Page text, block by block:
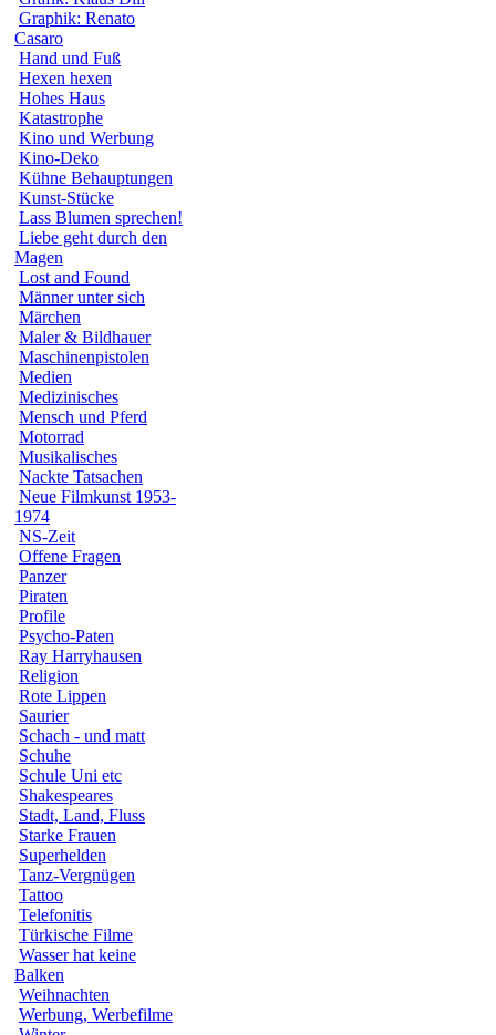
Graphik: Renato
Casaro
Hand und Fuß
Hexen hexen
Hohes Haus
Katastrophe
Kino und Werbung
Kino-Deko
Kühne Behauptungen
Kunst-Stücke
Lass Blumen sprechen!
Liebe geht durch den
Magen
Lost and Found
Männer unter sich
Märchen
Maler & Bildhauer
Maschinenpistolen
Medien
Medizinisches
Mensch und Pferd
Motorrad
Musikalisches
Nackte Tatsachen
Neue Filmkunst 1953-
1974
NS-Zeit
Offene Fragen
Panzer
Piraten
Profile
Psycho-Paten
Ray Harryhausen
Religion
Rote Lippen
Saurier
Schach - und matt
Schuhe
Schule Uni etc
Shakespeares
Stadt, Land, Fluss
Starke Frauen
Superhelden
Tanz-Vergnügen
Tattoo
Telefonitis
Türkische Filme
Wasser hat keine
Balken
Weihnachten
Werbung, Werbefilme